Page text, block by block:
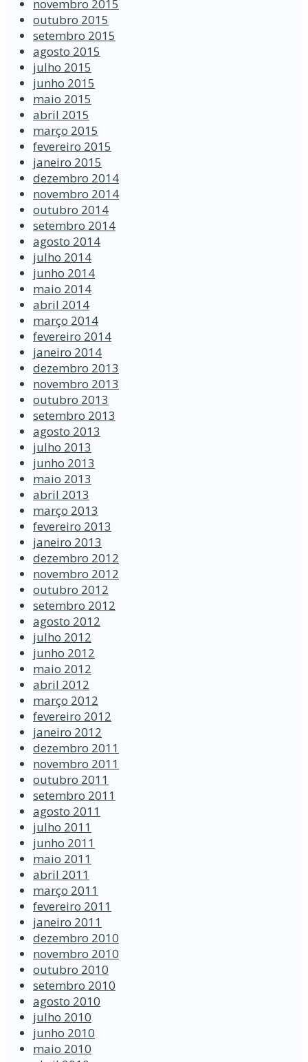
novembro 2015
outubro 2015
setembro 2015
agosto 2015
julho 2015
junho 2015
maio 2015
abril 2015
março 2015
fevereiro 2015
janeiro 2015
dezembro 2014
novembro 2014
outubro 2014
setembro 2014
agosto 2014
julho 2014
junho 2014
maio 2014
abril 2014
março 2014
fevereiro 2014
janeiro 2014
dezembro 2013
novembro 2013
outubro 2013
setembro 2013
agosto 2013
julho 2013
junho 2013
maio 2013
abril 2013
março 2013
fevereiro 2013
janeiro 2013
dezembro 2012
novembro 2012
outubro 2012
setembro 2012
agosto 2012
julho 2012
junho 2012
maio 2012
abril 2012
março 2012
fevereiro 2012
janeiro 2012
dezembro 2011
novembro 2011
outubro 2011
setembro 2011
agosto 2011
julho 2011
junho 2011
maio 2011
abril 2011
março 2011
fevereiro 2011
janeiro 2011
dezembro 2010
novembro 2010
outubro 2010
setembro 2010
agosto 2010
julho 2010
junho 2010
maio 2010